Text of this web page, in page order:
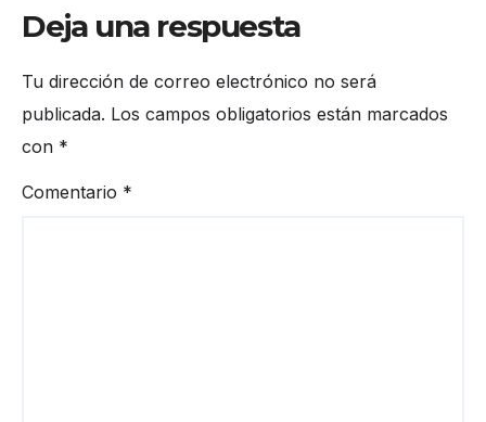
Deja una respuesta
Tu dirección de correo electrónico no será
publicada. Los campos obligatorios están marcados
con *
Comentario *